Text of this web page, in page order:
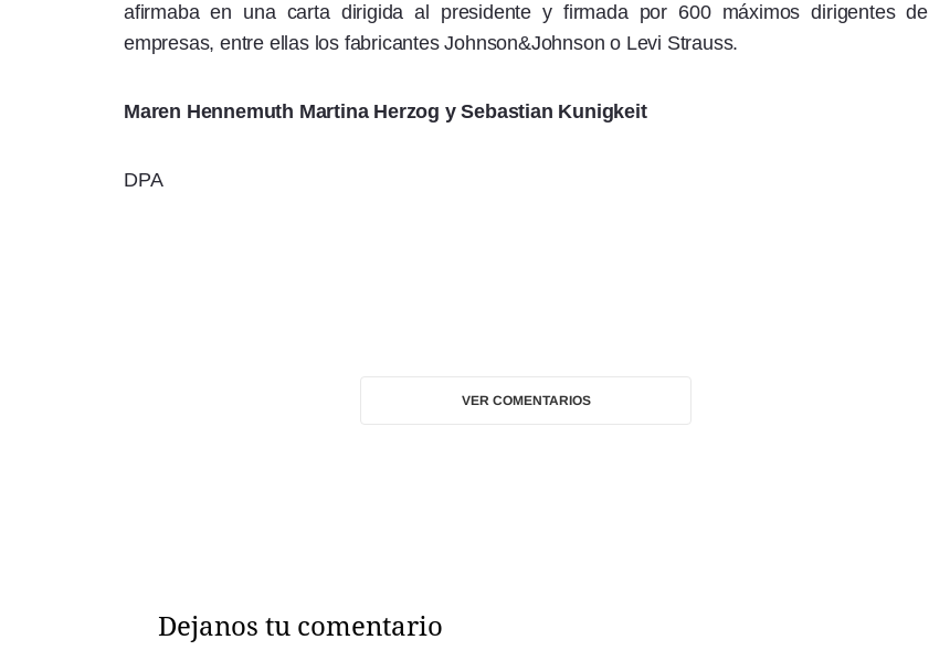
afirmaba en una carta dirigida al presidente y firmada por 600 máximos dirigentes de
empresas, entre ellas los fabricantes Johnson&Johnson o Levi Strauss.
Maren Hennemuth Martina Herzog ySebastian Kunigkeit
DPA
VER COMENTARIOS
Dejanos tu comentario